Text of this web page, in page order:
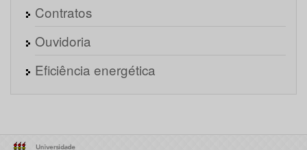
Contratos
Ouvidoria
Eficiência energética